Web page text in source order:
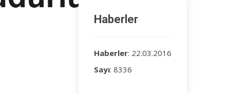
Haberler
Haberler: 22.03.2016
Sayı: 8336